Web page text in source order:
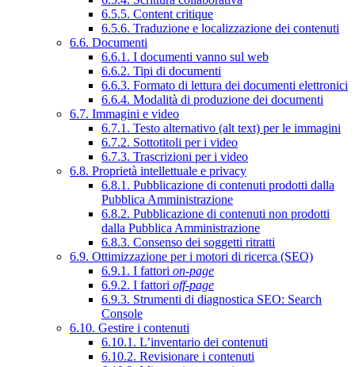
6.5.5. Content critique
6.5.6. Traduzione e localizzazione dei contenuti
6.6. Documenti
6.6.1. I documenti vanno sul web
6.6.2. Tipi di documenti
6.6.3. Formato di lettura dei documenti elettronici
6.6.4. Modalità di produzione dei documenti
6.7. Immagini e video
6.7.1. Testo alternativo (alt text) per le immagini
6.7.2. Sottotitoli per i video
6.7.3. Trascrizioni per i video
6.8. Proprietà intellettuale e privacy
6.8.1. Pubblicazione di contenuti prodotti dalla
Pubblica Amministrazione
6.8.2. Pubblicazione di contenuti non prodotti
dalla Pubblica Amministrazione
6.8.3. Consenso dei soggetti ritratti
6.9. Ottimizzazione per i motori di ricerca (SEO)
6.9.1. I fattori on-page
6.9.2. I fattori off-page
6.9.3. Strumenti di diagnostica SEO: Search
Console
6.10. Gestire i contenuti
6.10.1. L’inventario dei contenuti
6.10.2. Revisionare i contenuti